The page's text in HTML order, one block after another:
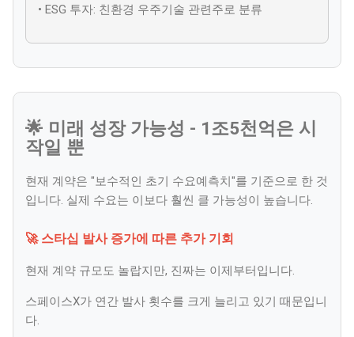
• ESG 투자: 친환경 우주기술 관련주로 분류
🌟 미래 성장 가능성 - 1조5천억은 시
작일 뿐
현재 계약은 "보수적인 초기 수요예측치"를 기준으로 한 것
입니다. 실제 수요는 이보다 훨씬 클 가능성이 높습니다.
🚀 스타십 발사 증가에 따른 추가 기회
현재 계약 규모도 놀랍지만, 진짜는 이제부터입니다.
스페이스X가 연간 발사 횟수를 크게 늘리고 있기 때문입니
다.